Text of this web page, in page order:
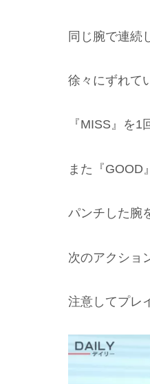
同じ腕で連続
徐々にずれて
『MISS』を
また『GOOD
パンチした腕
次のアクショ
注意してプレ